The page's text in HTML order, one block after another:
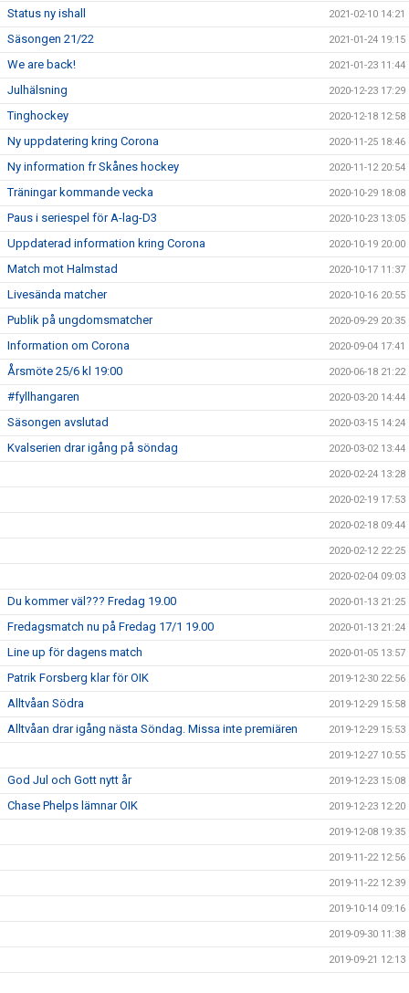
Status ny ishall 2021-02-10 14:21
Säsongen 21/22 2021-01-24 19:15
We are back! 2021-01-23 11:44
Julhälsning 2020-12-23 17:29
Tinghockey 2020-12-18 12:58
Ny uppdatering kring Corona 2020-11-25 18:46
Ny information fr Skånes hockey 2020-11-12 20:54
Träningar kommande vecka 2020-10-29 18:08
Paus i seriespel för A-lag-D3 2020-10-23 13:05
Uppdaterad information kring Corona 2020-10-19 20:00
Match mot Halmstad 2020-10-17 11:37
Livesända matcher 2020-10-16 20:55
Publik på ungdomsmatcher 2020-09-29 20:35
Information om Corona 2020-09-04 17:41
Årsmöte 25/6 kl 19:00 2020-06-18 21:22
#fyllhangaren 2020-03-20 14:44
Säsongen avslutad 2020-03-15 14:24
Kvalserien drar igång på söndag 2020-03-02 13:44
2020-02-24 13:28
2020-02-19 17:53
2020-02-18 09:44
2020-02-12 22:25
2020-02-04 09:03
Du kommer väl??? Fredag 19.00 2020-01-13 21:25
Fredagsmatch nu på Fredag 17/1 19.00 2020-01-13 21:24
Line up för dagens match 2020-01-05 13:57
Patrik Forsberg klar för OIK 2019-12-30 22:56
Alltvåan Södra 2019-12-29 15:58
Alltvåan drar igång nästa Söndag. Missa inte premiären 2019-12-29 15:53
2019-12-27 10:55
God Jul och Gott nytt år 2019-12-23 15:08
Chase Phelps lämnar OIK 2019-12-23 12:20
2019-12-08 19:35
2019-11-22 12:56
2019-11-22 12:39
2019-10-14 09:16
2019-09-30 11:38
2019-09-21 12:13